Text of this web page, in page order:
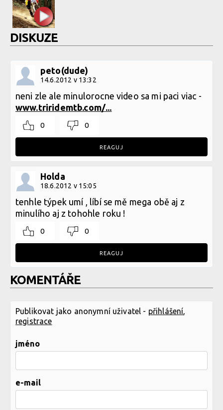
DISKUZE
peto(dude)
14.6.2012 v 13:32
neni zle ale minulorocne video sa mi paci viac -
www.triridemtb.com/...
0 0
REAGUJ
Holda
18.6.2012 v 15:05
tenhle týpek umí , líbí se mě mega obě aj z
minulího aj z tohohle roku !
0 0
REAGUJ
KOMENTÁŘE
Publikovat jako anonymní uživatel - přihlášení
registrace
jméno
e-mail